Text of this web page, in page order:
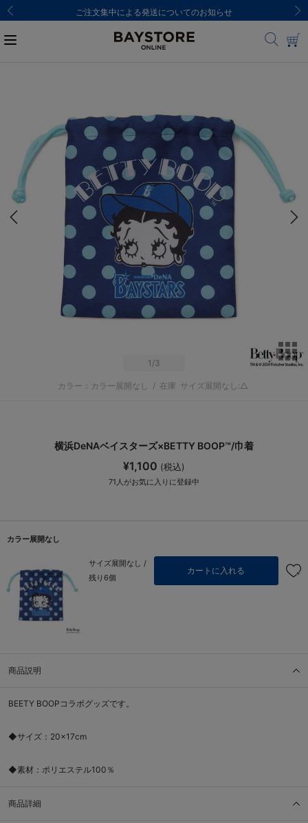
ご注文集中による発送についてのお知らせ
1 /3
カラー：カラー展開なし / 在庫 サイズ展開なし:△
横浜DeNAベイスターズ×BETTY BOOP™/巾着
¥1,100 (税込)
71 人がお気に入りに登録中
カラー展開なし
サイズ展開なし /
残り6個
カートに入れる
商品説明
BEETY BOOPコラボグッズです。
◆サイズ：20×17cm
◆素材：ポリエステル100％
商品詳細